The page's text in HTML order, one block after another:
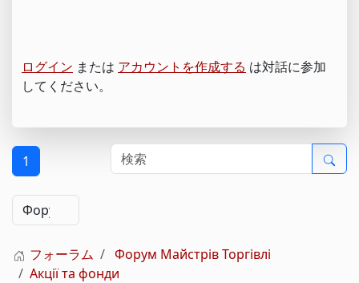
ログイン または アカウントを作成する は対話に参加
してください。
1
フォーラム
Форум Майстрів Торгівлі
Акції та фонди